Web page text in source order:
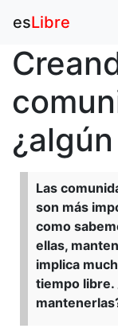
esLibre
Las
son más
como
ellas,
implica
tiempo libre.